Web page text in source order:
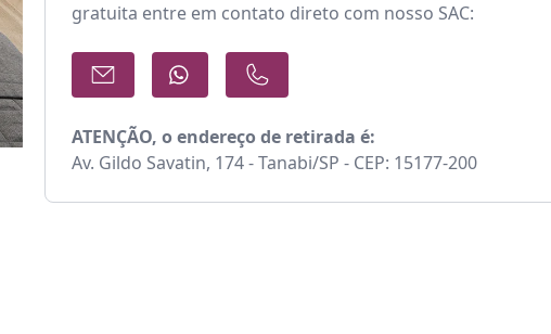
gratuita entre em contato direto com nosso SAC:
ATENÇÃO, o endereço de retirada é:
Av. Gildo Savatin, 174 - Tanabi/SP - CEP: 15177-200